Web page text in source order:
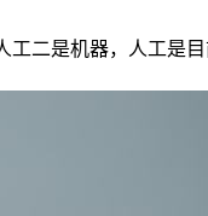
二是机器，人工是